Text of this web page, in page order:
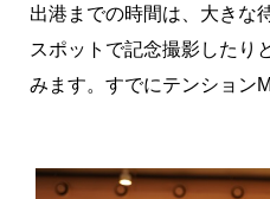
出港までの時間は、大きな
スポットで記念撮影したり
みます。すでにテンション